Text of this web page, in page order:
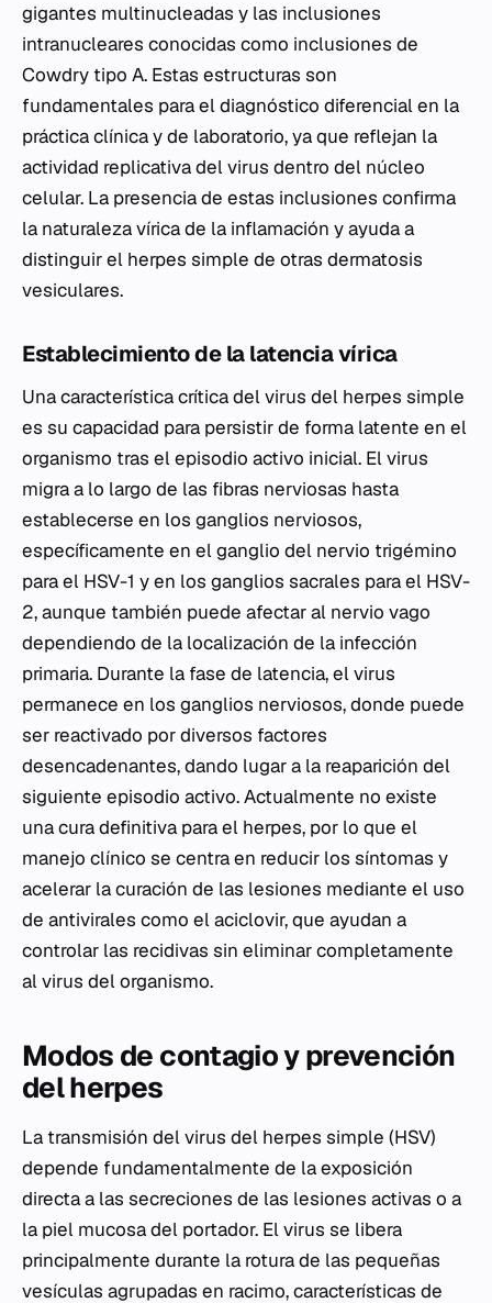
gigantes multinucleadas y las inclusiones
intranucleares conocidas como inclusiones de
Cowdry tipo A. Estas estructuras son
fundamentales para el diagnóstico diferencial en la
práctica clínica y de laboratorio, ya que reflejan la
actividad replicativa del virus dentro del núcleo
celular. La presencia de estas inclusiones confirma
la naturaleza vírica de la inflamación y ayuda a
distinguir el herpes simple de otras dermatosis
vesiculares.
Establecimiento de la latencia vírica
Una característica crítica del virus del herpes simple
es su capacidad para persistir de forma latente en el
organismo tras el episodio activo inicial. El virus
migra a lo largo de las fibras nerviosas hasta
establecerse en los ganglios nerviosos,
específicamente en el ganglio del nervio trigémino
para el HSV-1 y en los ganglios sacrales para el HSV-
2, aunque también puede afectar al nervio vago
dependiendo de la localización de la infección
primaria. Durante la fase de latencia, el virus
permanece en los ganglios nerviosos, donde puede
ser reactivado por diversos factores
desencadenantes, dando lugar a la reaparición del
siguiente episodio activo. Actualmente no existe
una cura definitiva para el herpes, por lo que el
manejo clínico se centra en reducir los síntomas y
acelerar la curación de las lesiones mediante el uso
de antivirales como el aciclovir, que ayudan a
controlar las recidivas sin eliminar completamente
al virus del organismo.
Modos de contagio y prevención
del herpes
La transmisión del virus del herpes simple (HSV)
depende fundamentalmente de la exposición
directa a las secreciones de las lesiones activas o a
la piel mucosa del portador. El virus se libera
principalmente durante la rotura de las pequeñas
vesículas agrupadas en racimo, características de